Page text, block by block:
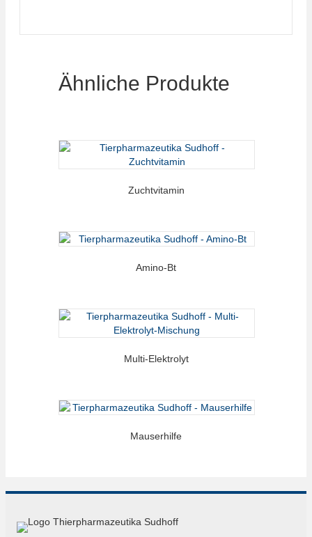
Ähnliche Produkte
Zuchtvitamin
Amino-Bt
Multi-Elektrolyt
Mauserhilfe
mehrere
auf.